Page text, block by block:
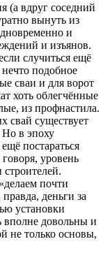
(а вдруг соседний
вынуть из
и
и изъянов.
случиться ещё
подобное
сваи и для ворот
хоть облегчённые
из профнастила.
свай существует
Но в эпоху
постараться
уровень
строителей.
почти
деньги за
установки
вполне довольны и
не только основы,